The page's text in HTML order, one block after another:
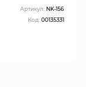
Артикул: NK-156
Код:00135331